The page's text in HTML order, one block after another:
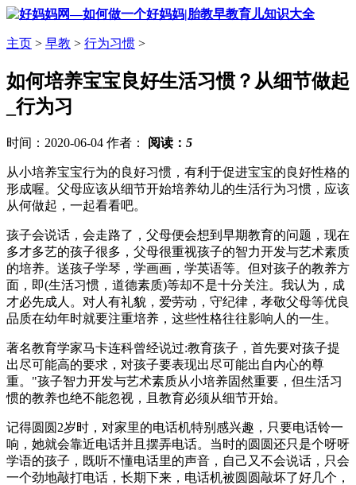
主页 > 早教 > 行为习惯 >
如何培养宝宝良好生活习惯？从细节做起
_行为习
时间：2020-06-04 作者： 阅读： 5
从小培养宝宝行为的良好习惯，有利于促进宝宝的良好性格的
形成喔。父母应该从细节开始培养幼儿的生活行为习惯，应该
从何做起，一起看看吧。
孩子会说话，会走路了，父母便会想到早期教育的问题，现在
多才多艺的孩子很多，父母很重视孩子的智力开发与艺术素质
的培养。送孩子学琴，学画画，学英语等。但对孩子的教养方
面，即(生活习惯，道德素质)等却不是十分关注。我认为，成
才必先成人。对人有礼貌，爱劳动，守纪律，孝敬父母等优良
品质在幼年时就要注重培养，这些性格往往影响人的一生。
著名教育学家马卡连科曾经说过:教育孩子，首先要对孩子提
出尽可能高的要求，对孩子要表现出尽可能出自内心的尊
重。"孩子智力开发与艺术素质从小培养固然重要，但生活习
惯的教养也绝不能忽视，且教育必须从细节开始。
记得圆圆2岁时，对家里的电话机特别感兴趣，只要电话铃一
响，她就会靠近电话并且摆弄电话。当时的圆圆还只是个呀呀
学语的孩子，既听不懂电话里的声音，自己又不会说话，只会
一个劲地敲打电话，长期下来，电话机被圆圆敲坏了好几个，